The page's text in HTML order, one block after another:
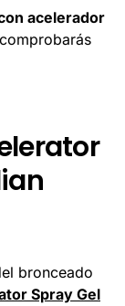
acelerador
bronceado
Spray Gel